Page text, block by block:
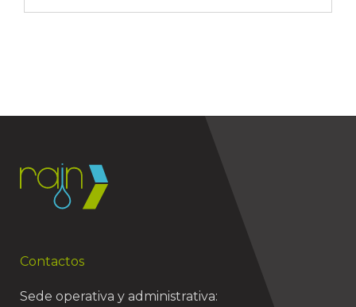
Contactos
Sede operativa y administrativa: